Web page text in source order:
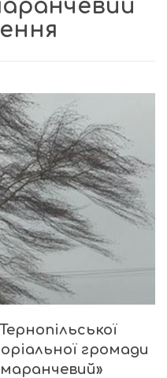
громади